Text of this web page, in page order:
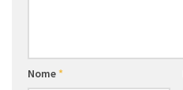
Nome*